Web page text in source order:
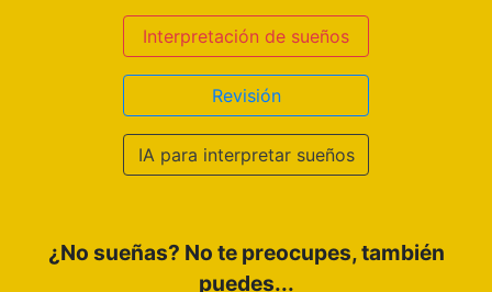
Interpretación de sueños
Revisión
IA para interpretar sueños
¿No sueñas? No te preocupes, también
puedes...